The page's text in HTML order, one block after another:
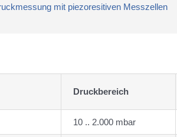
mit piezoresitiven Messzellen
Druckbereich
10 .. 2.000 mbar